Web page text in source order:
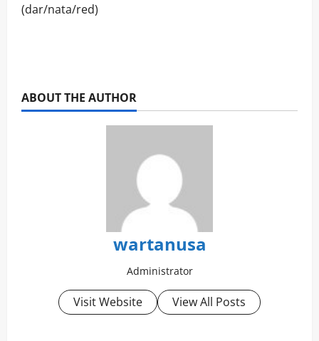
(dar/nata/red)
ABOUT THE AUTHOR
wartanusa
Administrator
Visit Website View All Posts